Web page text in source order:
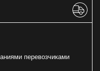
перевозчиками